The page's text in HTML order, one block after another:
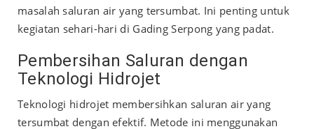
masalah saluran air yang tersumbat. Ini penting untuk
kegiatan sehari-hari di Gading Serpong yang padat.
Pembersihan Saluran dengan
Teknologi Hidrojet
Teknologi hidrojet membersihkan saluran air yang
tersumbat dengan efektif. Metode ini menggunakan